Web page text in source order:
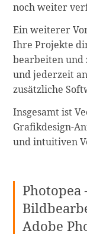
noch weiter
Ein weiterer
Ihre Projekte
bearbeiten und
und jederzeit
zusätzliche
Insgesamt ist
Grafikdesign-
und intuitiven
Photopea
Adobe